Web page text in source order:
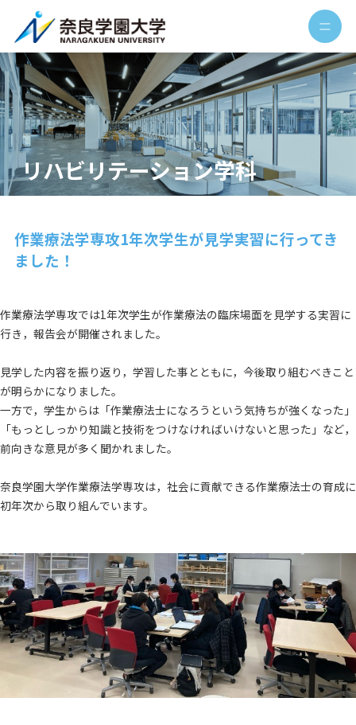
リハビリテーション学科
作業療法学専攻1年次学生が見学実習に行ってき
ました！
作業療法学専攻では1年次学生が作業療法の臨床場面を見学する実習に
行き，報告会が開催されました。
見学した内容を振り返り，学習した事とともに，今後取り組むべきこと
が明らかになりました。
一方で，学生からは「作業療法士になろうという気持ちが強くなった」
「もっとしっかり知識と技術をつけなければいけないと思った」など，
前向きな意見が多く聞かれました。
奈良学園大学作業療法学専攻は，社会に貢献できる作業療法士の育成に
初年次から取り組んでいます。